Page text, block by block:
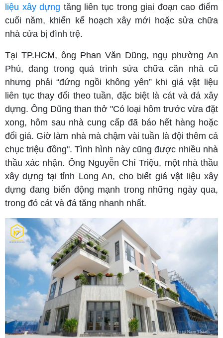
liệu xây dựng tăng liên tục trong giai đoạn cao điểm
cuối năm, khiến kế hoạch xây mới hoặc sửa chữa
nhà cửa bị đình trệ.
Tại TP.HCM, ông Phan Văn Dũng, ngụ phường An
Phú, đang trong quá trình sửa chữa căn nhà cũ
nhưng phải “đứng ngồi không yên” khi giá vật liệu
liên tục thay đổi theo tuần, đặc biệt là cát và đá xây
dựng. Ông Dũng than thở "Có loại hôm trước vừa đặt
xong, hôm sau nhà cung cấp đã báo hết hàng hoặc
đổi giá. Giờ làm nhà mà chậm vài tuần là đội thêm cả
chục triệu đồng". Tình hình này cũng được nhiều nhà
thầu xác nhận. Ông Nguyễn Chí Triệu, một nhà thầu
xây dựng tại tỉnh Long An, cho biết giá vật liệu xây
dựng đang biến động mạnh trong những ngày qua,
trong đó cát và đá tăng nhanh nhất.